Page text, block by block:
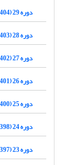
دوره 29 (1403،1404)
دوره 28 (1402،1403)
دوره 27 (1401،1402)
دوره 26 (1400،1401)
دوره 25 (1399،1400)
دوره 24 (1398 و 1399)
دوره 23 (1397 و 1398)